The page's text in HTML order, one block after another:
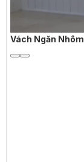
Vách Ngăn